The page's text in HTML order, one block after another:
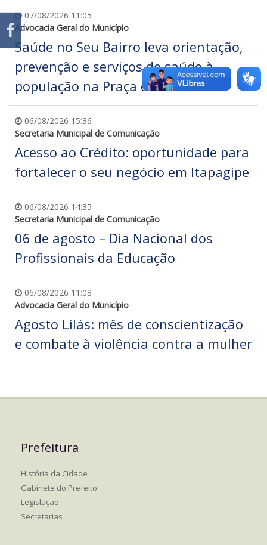
07/08/2026 11:05
Advocacia Geral do Município
Saúde no Seu Bairro leva orientação,
prevenção e serviços de saúde à
população na Praça da Cohab
06/08/2026 15:36
Secretaria Municipal de Comunicação
Acesso ao Crédito: oportunidade para
fortalecer o seu negócio em Itapagipe
06/08/2026 14:35
Secretaria Municipal de Comunicação
06 de agosto – Dia Nacional dos
Profissionais da Educação
06/08/2026 11:08
Advocacia Geral do Município
Agosto Lilás: mês de conscientização
e combate à violência contra a mulher
Prefeitura
História da Cidade
Gabinete do Prefeito
Legislação
Secretarias